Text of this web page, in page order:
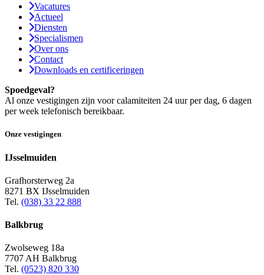
Vacatures
Actueel
Diensten
Specialismen
Over ons
Contact
Downloads en certificeringen
Spoedgeval?
Al onze vestigingen zijn voor calamiteiten 24 uur per dag, 6 dagen
per week telefonisch bereikbaar.
Onze vestigingen
IJsselmuiden
Grafhorsterweg 2a
8271 BX IJsselmuiden
Tel. (038) 33 22 888
Balkbrug
Zwolseweg 18a
7707 AH Balkbrug
Tel. (0523) 820 330